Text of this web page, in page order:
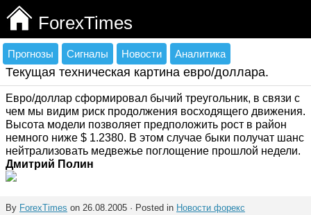
ForexTimes
Прогнозы Сигналы Новости Аналитика
Текущая техническая картина евро/доллара.
Евро/доллар сформировал бычий треугольник, в связи с
чем мы видим риск продолжения восходящего движения.
Высота модели позволяет предположить рост в район
немного ниже $ 1.2380. В этом случае быки получат шанс
нейтрализовать медвежье поглощение прошлой недели.
Дмитрий Полин
By ForexTimes on 26.08.2005 · Posted in Новости форекс